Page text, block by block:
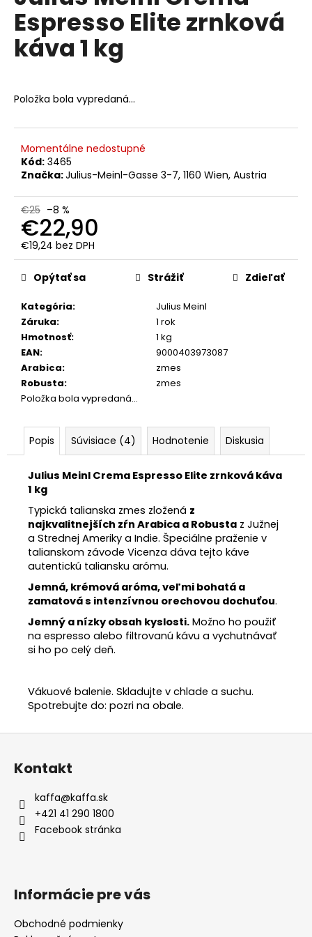
0,0
5
hviezdičiek.
Espresso Elite zrnková
káva 1 kg
Položka bola vypredaná…
Momentálne nedostupné
Kód: 3465
Značka:Julius-Meinl-Gasse 3-7, 1160 Wien, Austria
€25 –8 %
€22,90
€19,24 bez DPH
Jednotková
cena:
Kategória:
Julius Meinl
Záruka:
1 rok
Hmotnosť:
1 kg
EAN:
9000403973087
Arabica:
zmes
Robusta:
zmes
Položka bola vypredaná…
Opýtať sa Strážiť Zdieľať
Popis Súvisiace (4) Hodnotenie Diskusia
Julius Meinl Crema Espresso Elite zrnková káva
1 kg
Typická talianska zmes zložená z
najkvalitnejších zŕn Arabica a Robusta z Južnej
a Strednej Ameriky a Indie. Špeciálne praženie v
talianskom závode Vicenza dáva tejto káve
autentickú taliansku arómu.
Jemná, krémová aróma, veľmi bohatá a
zamatová s intenzívnou orechovou dochuťou.
Jemný a nízky obsah kyslosti. Možno ho použiť
na espresso alebo filtrovanú kávu a vychutnávať
si ho po celý deň.
Vákuové balenie. Skladujte v chlade a suchu.
Spotrebujte do: pozri na obale.
a
m
e
CREMA
GUSTO
MLETÁ
KÁVA
250
G
€5,50
Pôvodne:
€6
Z
Kontakt
kaffa@kaffa.sk
+421 41 290 1800
Facebook stránka
Informácie pre vás
Obchodné podmienky